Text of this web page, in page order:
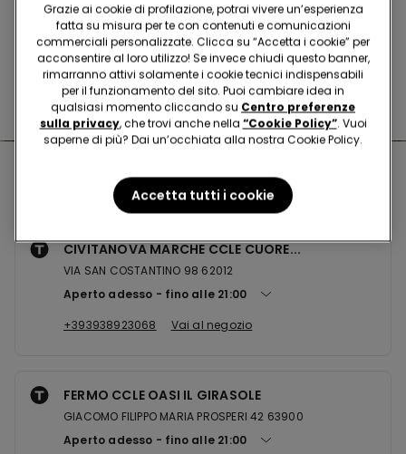
Hai domande sulle misure di sicurezza nei nostri store?
Leggi le nostre FAQ
Negozi nelle vicinanze
CIVITANOVA MARCHE CCLE CUORE...
VIA SAN COSTANTINO 98 62012
Aperto adesso
fino alle 21:00
+393938923068
Vai al negozio
FERMO CCLE OASI IL GIRASOLE
GIACOMO FILIPPO MARIA PROSPERI 42 63900
Aperto adesso
fino alle 21:00
Grazie ai cookie di profilazione, potrai vivere un’esperienza
fatta su misura per te con contenuti e comunicazioni
commerciali personalizzate. Clicca su “Accetta i cookie” per
acconsentire al loro utilizzo! Se invece chiudi questo banner,
rimarranno attivi solamente i cookie tecnici indispensabili
per il funzionamento del sito. Puoi cambiare idea in
qualsiasi momento cliccando su Centro preferenze
sulla privacy, che trovi anche nella “Cookie Policy”. Vuoi
saperne di più? Dai un’occhiata alla nostra Cookie Policy.
Accetta tutti i cookie